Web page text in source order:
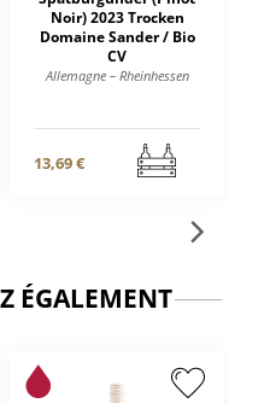
Noir) 2023 Trocken
Domaine Sander / Bio
CV
Allemagne – Rheinhessen
13,69 €
ÉGALEMENT